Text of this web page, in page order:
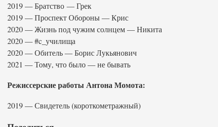
2019 — Братство — Грек
2019 — Проспект Обороны — Крис
2020 — Жизнь под чужим солнцем — Никита
2020 — #c_училища
2020 — Обитель — Борис Лукьянович
2021 — Тому, что было — не бывать
Режиссерские работы Антона Момота:
2019 — Свидетель (короткометражный)